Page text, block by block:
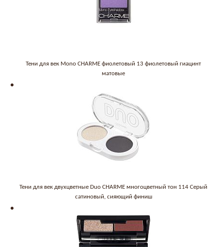
Тени для век Mono CHARME фиолетовый 13 фиолетовый гиацинт
матовые
Тени для век двухцветные Duo CHARME многоцветный тон 114 Серый
сатиновый, сияющий финиш